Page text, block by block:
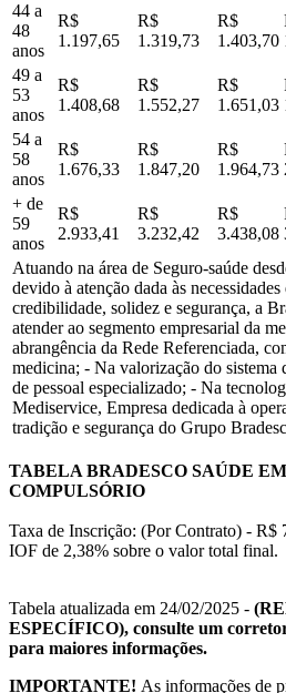
44 a
48
anos
R$
1.197,65
R$
1.319,73
R$
1.403,70
49 a
53
anos
R$
1.408,68
R$
1.552,27
R$
1.651,03
54 a
58
anos
R$
1.676,33
R$
1.847,20
R$
1.964,73
+ de
59
anos
R$
2.933,41
R$
3.232,42
R$
3.438,08
Atuando na área de Seguro-saúde
devido à atenção dada às
credibilidade, solidez e segurança, a
atender ao segmento empresarial da
abrangência da Rede Referenciada,
medicina; - Na valorização do sistema
de pessoal especializado; - Na
Mediservice, Empresa dedicada à
tradição e segurança do Grupo
TABELA BRADESCO SAÚDE
COMPULSÓRIO
Taxa de Inscrição: (Por Contrato) - R$
IOF de 2,38% sobre o valor total final.
Tabela atualizada em 24/02/2025 -
ESPECÍFICO), consulte um
para maiores informações.
IMPORTANTE! As informações de